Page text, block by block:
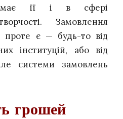
її і в сфері
Замовлення
проте є — будь-то від
інституцій, або від
системи замовлень
грошей